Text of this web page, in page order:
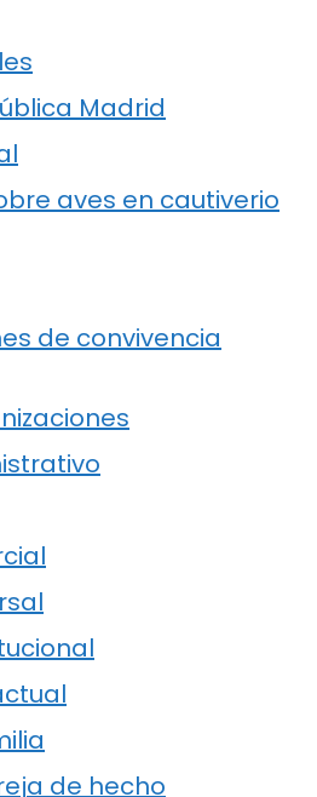
Madrid
aves en cautiverio
de convivencia
de hecho